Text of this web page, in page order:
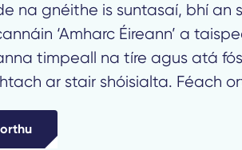
na gnéithe is suntasaí, bhí an
‘Amharc Éireann’ a
timpeall na tíre agus atá
ar stair shóisialta. Féach